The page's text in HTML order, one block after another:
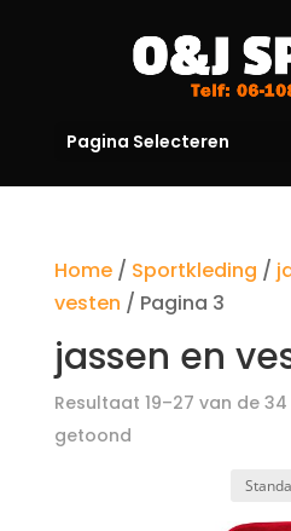
Pagina Selecteren
Home/ Sportkleding /
vesten / Pagina 3
jassen en
Resultaat 19–27 van de
getoond